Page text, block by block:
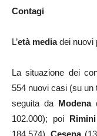
Contagi
L’età mediadei nuovi
La situazione dei
554 nuovi casi (su un
seguita da Modena
102.000); poi Rimini
184.574),Cesena